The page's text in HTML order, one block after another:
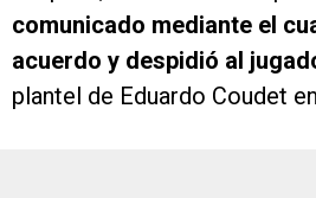
comunicado mediante el
acuerdo y despidió al
plantel de Eduardo Coudet